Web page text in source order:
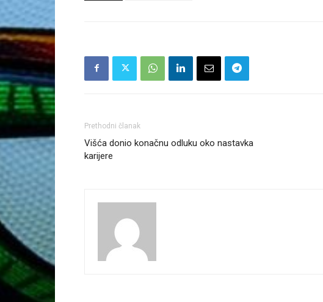
Prethodni članak
Višća donio konačnu odluku oko nastavka
karijere